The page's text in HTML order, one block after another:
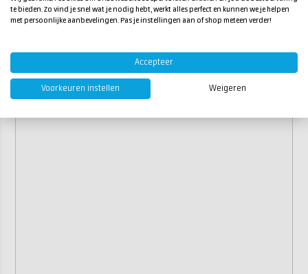
te bieden. Zo vind je snel wat je nodig hebt, werkt alles perfect en kunnen we je helpen
met persoonlijke aanbevelingen. Pas je instellingen aan of shop meteen verder!
Accepteer
Voorkeuren instellen Weigeren